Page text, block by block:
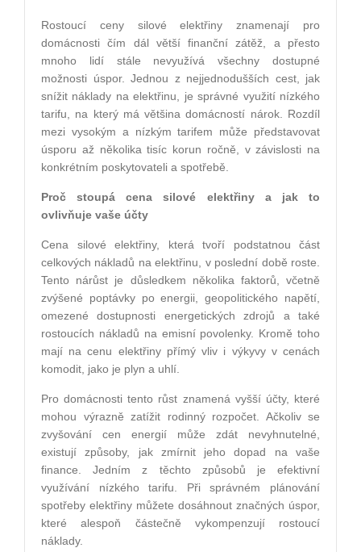
Rostoucí ceny silové elektřiny znamenají pro
domácnosti čím dál větší finanční zátěž, a přesto
mnoho lidí stále nevyužívá všechny dostupné
možnosti úspor. Jednou z nejjednodušších cest, jak
snížit náklady na elektřinu, je správné využití nízkého
tarifu, na který má většina domácností nárok. Rozdíl
mezi vysokým a nízkým tarifem může představovat
úsporu až několika tisíc korun ročně, v závislosti na
konkrétním poskytovateli a spotřebě.
Proč stoupá cena silové elektřiny a jak to
ovlivňuje vaše účty
Cena silové elektřiny, která tvoří podstatnou část
celkových nákladů na elektřinu, v poslední době roste.
Tento nárůst je důsledkem několika faktorů, včetně
zvýšené poptávky po energii, geopolitického napětí,
omezené dostupnosti energetických zdrojů a také
rostoucích nákladů na emisní povolenky. Kromě toho
mají na cenu elektřiny přímý vliv i výkyvy v cenách
komodit, jako je plyn a uhlí.
Pro domácnosti tento růst znamená vyšší účty, které
mohou výrazně zatížit rodinný rozpočet. Ačkoliv se
zvyšování cen energií může zdát nevyhnutelné,
existují způsoby, jak zmírnit jeho dopad na vaše
finance. Jedním z těchto způsobů je efektivní
využívání nízkého tarifu. Při správném plánování
spotřeby elektřiny můžete dosáhnout značných úspor,
které alespoň částečně vykompenzují rostoucí
náklady.